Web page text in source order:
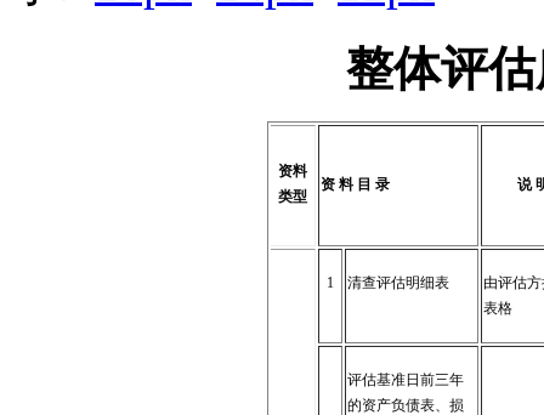
整体评
资料
类型
资 料 目 录 说
1 清查评估明细表
由评估
表格
评估基准日前三年
的资产负债表、损